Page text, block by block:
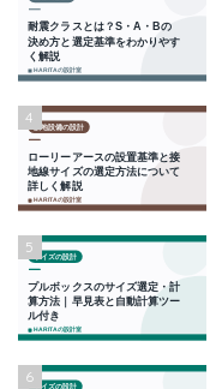
4
5
6